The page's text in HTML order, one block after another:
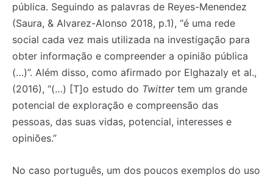
pública. Seguindo as palavras de Reyes-Menendez
(Saura, & Alvarez-Alonso 2018, p.1), “é uma rede
social cada vez mais utilizada na investigação para
obter informação e compreender a opinião pública
(…)”. Além disso, como afirmado por Elghazaly et al.,
(2016), “(…) [T]o estudo do Twittertem um grande
potencial de exploração e compreensão das
pessoas, das suas vidas, potencial, interesses e
opiniões.”
No caso português, um dos poucos exemplos do uso